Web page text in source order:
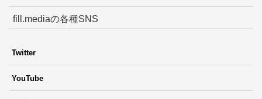
fill.mediaの各種SNS
Twitter
YouTube